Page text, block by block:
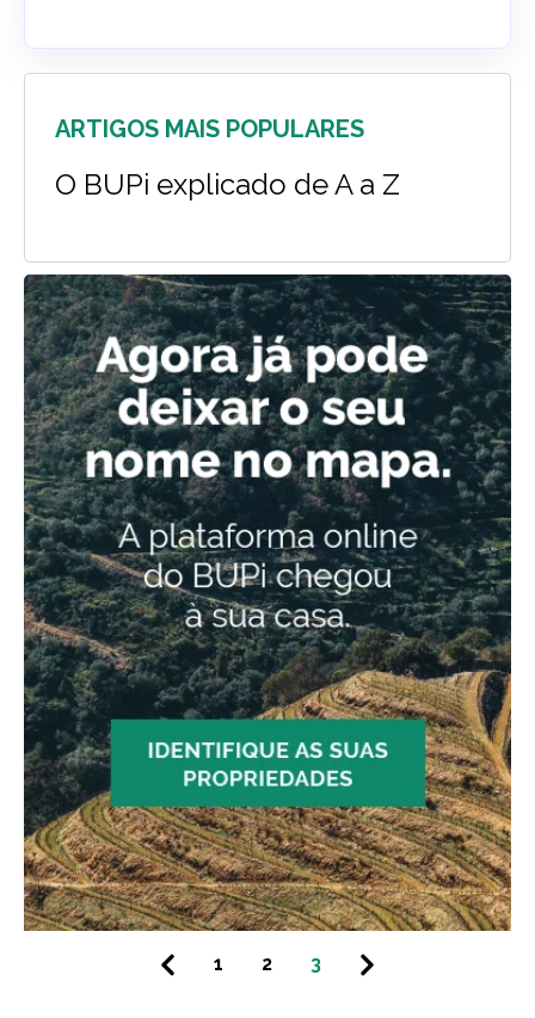
ARTIGOS MAIS POPULARES
O BUPi explicado de A a Z
1 2 3